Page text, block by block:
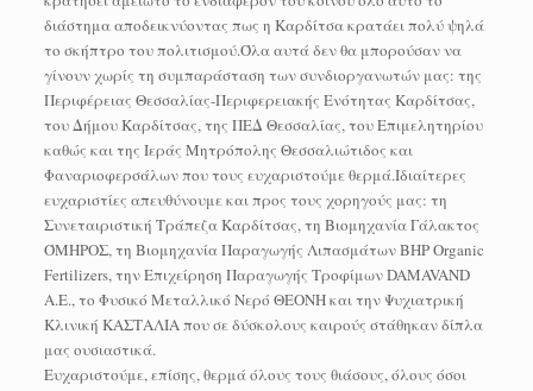
διάστημα αποδεικνύοντας πως η Καρδίτσα κρατάει πολύ ψηλά
το σκήπτρο του πολιτισμού.Όλα αυτά δεν θα μπορούσαν να
γίνουν χωρίς τη συμπαράσταση των συνδιοργανωτών μας: της
Περιφέρειας Θεσσαλίας-Περιφερειακής Ενότητας Καρδίτσας,
του Δήμου Καρδίτσας, της ΠΕΔ Θεσσαλίας, του Επιμελητηρίου
καθώς και της Ιεράς Μητρόπολης Θεσσαλιώτιδος και
Φαναριοφερσάλων που τους ευχαριστούμε θερμά.Ιδιαίτερες
ευχαριστίες απευθύνουμε και προς τους χορηγούς μας: τη
Συνεταιριστική Τράπεζα Καρδίτσας, τη Βιομηχανία Γάλακτος
ΌΜΗΡΟΣ, τη Βιομηχανία Παραγωγής Λιπασμάτων BHP Organic
Fertilizers, την Επιχείρηση Παραγωγής Τροφίμων DAMAVAND
A.E., το Φυσικό Μεταλλικό Νερό ΘΕΟΝΗ και την Ψυχιατρική
Κλινική ΚΑΣΤΑΛΙΑ που σε δύσκολους καιρούς στάθηκαν δίπλα
μας ουσιαστικά.
Ευχαριστούμε, επίσης, θερμά όλους τους θιάσους, όλους όσοι